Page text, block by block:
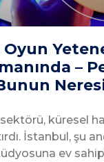
–
sektörü, küresel
İstanbul, şu
ev